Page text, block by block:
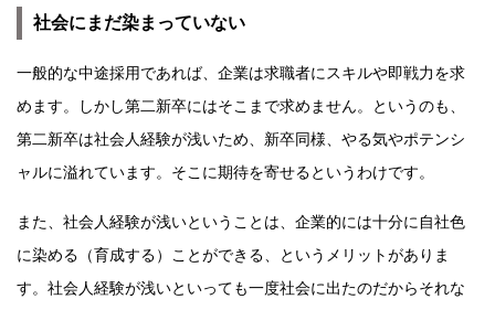
社会にまだ染まっていない
一般的な中途採用であれば、企業は求職者にスキルや即戦力を求
めます。しかし第二新卒にはそこまで求めません。というのも、
第二新卒は社会人経験が浅いため、新卒同様、やる気やポテンシ
ャルに溢れています。そこに期待を寄せるというわけです。
また、社会人経験が浅いということは、企業的には十分に自社色
に染める（育成する）ことができる、というメリットがありま
す。社会人経験が浅いといっても一度社会に出たのだからそれな